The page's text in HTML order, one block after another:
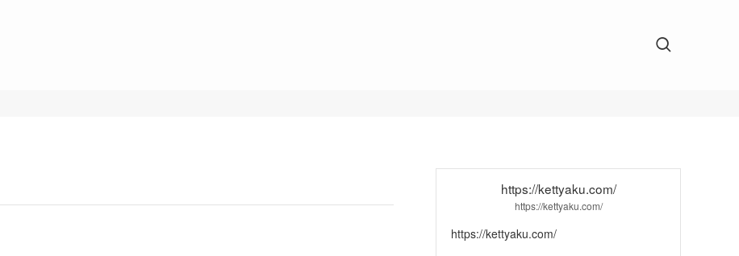
https://kettyaku.com/
https://kettyaku.com/
https://kettyaku.com/